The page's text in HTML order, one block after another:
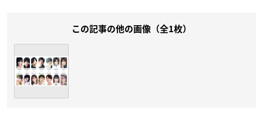
この記事の他の画像（全1枚）